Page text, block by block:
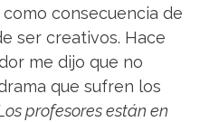
consecuencia de
ser creativos. Hace
me dijo que no
que sufren los
profesores están en